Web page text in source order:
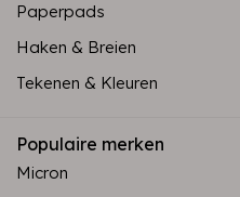
Paperpads
Haken & Breien
Tekenen & Kleuren
Populaire merken
Micron